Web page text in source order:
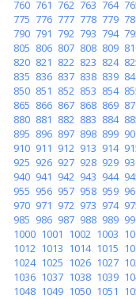
760 761 762 763 764
775 776 777 778 779
790 791 792 793 794
805 806 807 808 809
820 821 822 823 824
835 836 837 838 839
850 851 852 853 854
865 866 867 868 869
880 881 882 883 884
895 896 897 898 899
910 911 912 913 914
925 926 927 928 929
940 941 942 943 944
955 956 957 958 959
970 971 972 973 974
985 986 987 988 989
1000 1001 1002 1003
1012 1013 1014 1015
1024 1025 1026 1027
1036 1037 1038 1039
1048 1049 1050 1051